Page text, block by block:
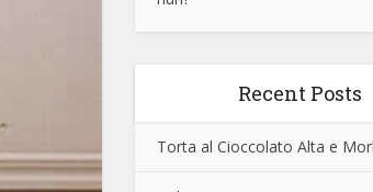
Recent Posts
Torta al Cioccolato Alta e